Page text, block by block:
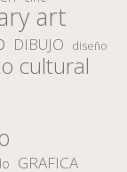
art
DIBUJO diseño
cultural
GRAFICA